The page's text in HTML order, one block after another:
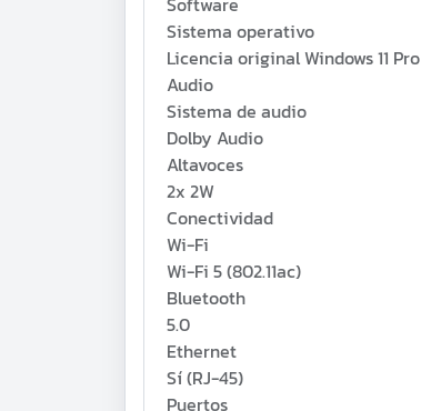
Sistema operativo
Licencia original Windows 11 Pro
Audio
Sistema de audio
Dolby Audio
Altavoces
2x 2W
Conectividad
Wi-Fi
Wi-Fi 5 (802.11ac)
Bluetooth
5.0
Ethernet
Sí (RJ-45)
Puertos